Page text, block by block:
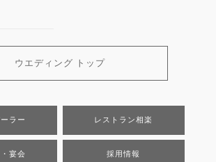
ウエディング トップ
ラー レストラン相楽
宴会 採用情報